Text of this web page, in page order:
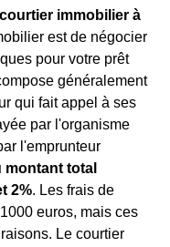
immobilier à
est de négocier
pour votre prêt
généralement
qui fait appel à ses
par l'organisme
l'emprunteur
total
2%. Les frais de
euros, mais ces
Le courtier